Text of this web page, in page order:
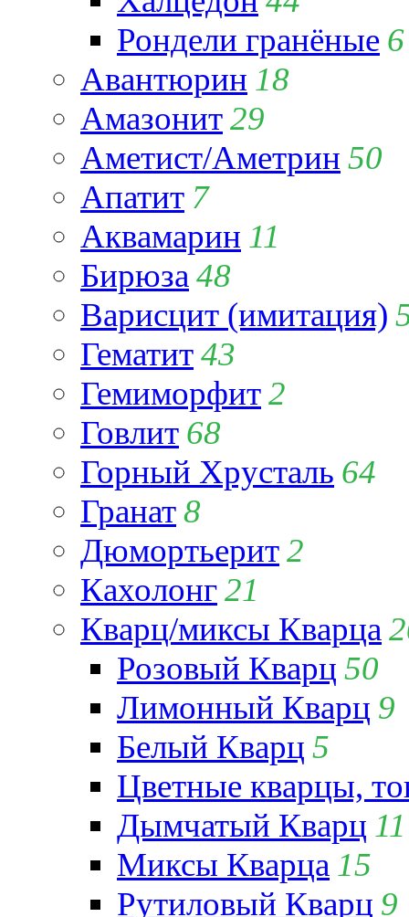
Рондели гранёные 6
Авантюрин 18
Амазонит29
Аметист/Аметрин 50
Апатит 7
Аквамарин 11
Бирюза 48
Варисцит (имитация)
Гематит43
Гемиморфит2
Говлит 68
Горный Хрусталь 64
Гранат8
Дюмортьерит2
Кахолонг21
Кварц/миксы Кварца
Розовый Кварц 50
Лимонный Кварц 9
Белый Кварц 5
Цветные кварцы,
Дымчатый Кварц 11
Миксы Кварца 15
Рутиловый Кварц 9